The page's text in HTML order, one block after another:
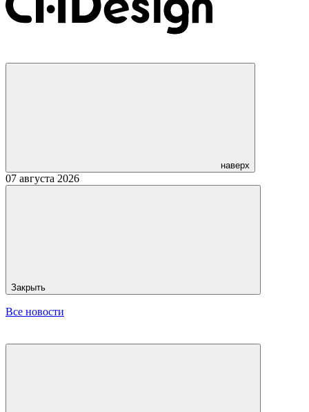
наверх
07 августа 2026
Закрыть
Все новости